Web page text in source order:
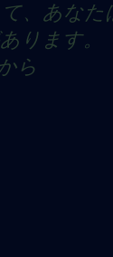
、あな
ります。
ら